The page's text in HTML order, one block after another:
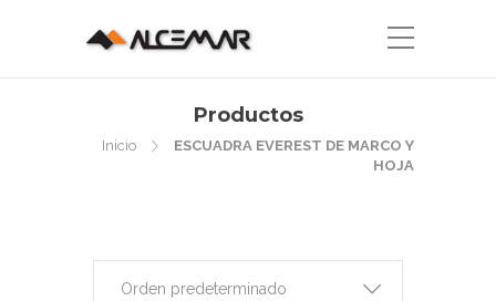
Productos
Inicio
ESCUADRA EVEREST DE MARCO Y
HOJA
Orden predeterminado